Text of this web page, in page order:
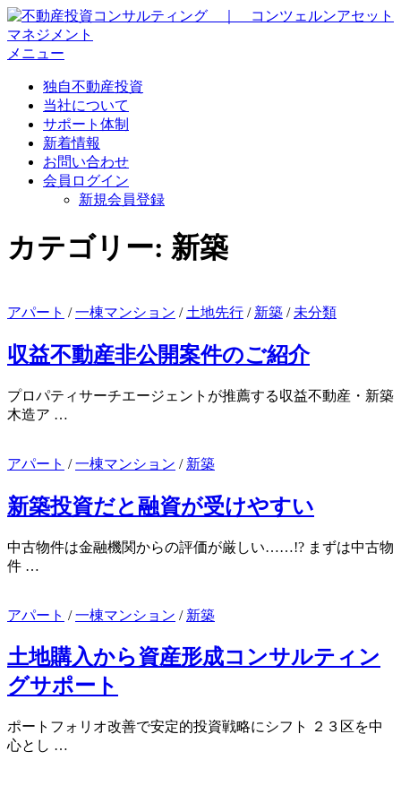
コ
ン
テ
メニュー
独自不動産投資
当社について
サポート体制
新着情報
お問い合わせ
会員ログイン
新規会員登録
カテゴリー: 新築
アパート /一棟マンション / 土地先行 / 新築 / 未分類
収益不動産非公開案件のご紹介
プロパティサーチエージェントが推薦する収益不動産・新築
木造ア …
アパート /一棟マンション / 新築
新築投資だと融資が受けやすい
中古物件は金融機関からの評価が厳しい……!? まずは中古物
件 …
アパート /一棟マンション / 新築
土地購入から資産形成コンサルティン
グサポート
ポートフォリオ改善で安定的投資戦略にシフト ２３区を中
心とし …